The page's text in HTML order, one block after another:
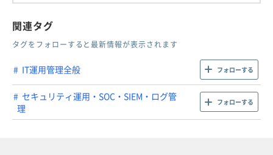
関連タグ
タグをフォローすると最新情報が表示されます
IT運用管理全般 フォローする
セキュリティ運用・SOC・SIEM・ログ管
理
フォローする